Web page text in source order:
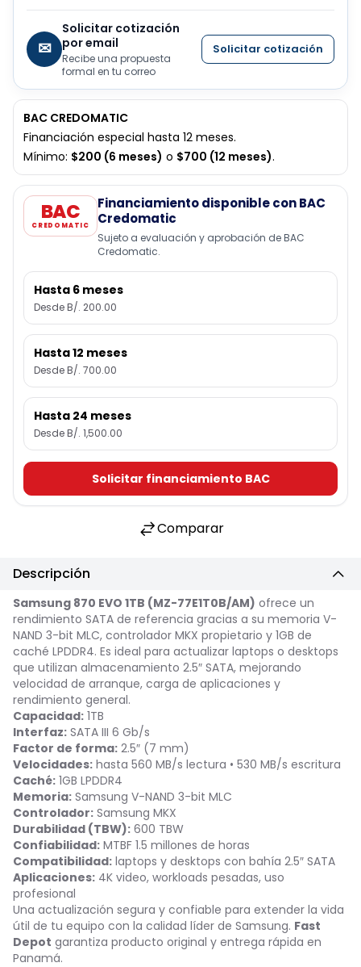
✉
Solicitar cotización
por email
Recibe una propuesta
formal en tu correo
Solicitar cotización
BAC CREDOMATIC
Financiación especial hasta 12 meses.
Mínimo: $200 (6 meses) o $700 (12 meses).
BAC
CREDOMATIC
Financiamiento disponible con BAC
Credomatic
Sujeto a evaluación y aprobación de BAC
Credomatic.
Hasta 6 meses
Desde B/. 200.00
Hasta 12 meses
Desde B/. 700.00
Hasta 24 meses
Desde B/. 1,500.00
Solicitar financiamiento BAC
Comparar
Descripción
Samsung 870 EVO 1TB (MZ-77E1T0B/AM) ofrece un
rendimiento SATA de referencia gracias a su memoria V-
NAND 3-bit MLC, controlador MKX propietario y 1GB de
caché LPDDR4. Es ideal para actualizar laptops o desktops
que utilizan almacenamiento 2.5″ SATA, mejorando
velocidad de arranque, carga de aplicaciones y
rendimiento general.
Capacidad: 1TB
Interfaz: SATA III 6 Gb/s
Factor de forma: 2.5″ (7 mm)
Velocidades: hasta 560 MB/s lectura • 530 MB/s escritura
Caché: 1GB LPDDR4
Memoria: Samsung V-NAND 3-bit MLC
Controlador: Samsung MKX
Durabilidad (TBW): 600 TBW
Confiabilidad: MTBF 1.5 millones de horas
Compatibilidad: laptops y desktops con bahía 2.5″ SATA
Aplicaciones: 4K video, workloads pesadas, uso
profesional
Una actualización segura y confiable para extender la vida
útil de tu equipo con la calidad líder de Samsung. Fast
Depot garantiza producto original y entrega rápida en
Panamá.